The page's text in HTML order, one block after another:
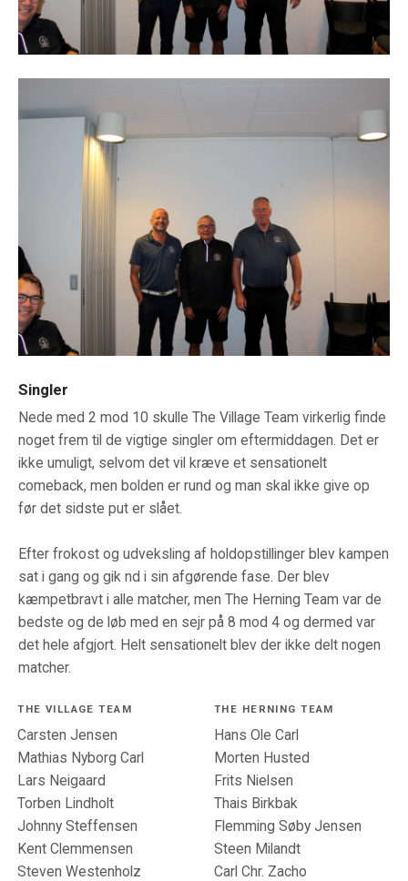
Singler
Nede med 2 mod 10 skulle The Village Team virkerlig finde
noget frem til de vigtige singler om eftermiddagen. Det er
ikke umuligt, selvom det vil kræve et sensationelt
comeback, men bolden er rund og man skal ikke give op
før det sidste put er slået.
Efter frokost og udveksling af holdopstillinger blev kampen
sat i gang og gik nd i sin afgørende fase. Der blev
kæmpetbravt i alle matcher, men The Herning Team var de
bedste og de løb med en sejr på 8 mod 4 og dermed var
det hele afgjort. Helt sensationelt blev der ikke delt nogen
matcher.
THE VILLAGE TEAM
Carsten Jensen
Mathias Nyborg Carl
Lars Neigaard
Torben Lindholt
Johnny Steffensen
Kent Clemmensen
Steven Westenholz
THE HERNING TEAM
Hans Ole Carl
Morten Husted
Frits Nielsen
Thais Birkbak
Flemming Søby Jensen
Steen Milandt
Carl Chr. Zacho